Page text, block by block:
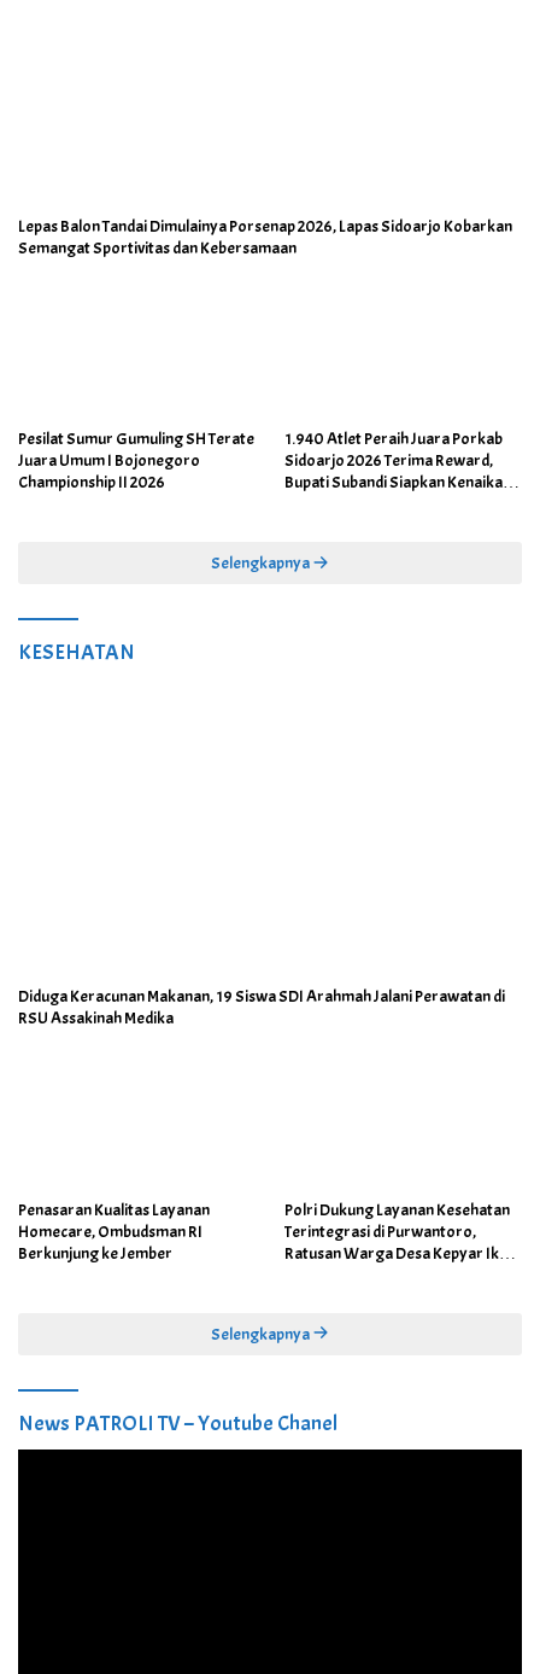
Lepas Balon Tandai Dimulainya Porsenap 2026, Lapas Sidoarjo Kobarkan
Semangat Sportivitas dan Kebersamaan
Pesilat Sumur Gumuling SH Terate
Juara Umum I Bojonegoro
Championship II 2026
1.940 Atlet Peraih Juara Porkab
Sidoarjo 2026 Terima Reward,
Bupati Subandi Siapkan Kenaikan
Selengkapnya
KESEHATAN
Diduga Keracunan Makanan, 19 Siswa SDI Arahmah Jalani Perawatan di
RSU Assakinah Medika
Penasaran Kualitas Layanan
Homecare, Ombudsman RI
Berkunjung ke Jember
Polri Dukung Layanan Kesehatan
Terintegrasi di Purwantoro,
Ratusan Warga Desa Kepyar Ikuti
Selengkapnya
News PATROLI TV – Youtube Chanel